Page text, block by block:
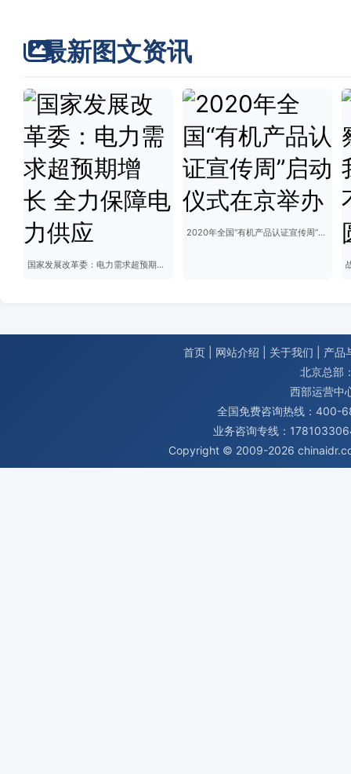
最新图文资讯
国家发展改革委：电力需求超预期增长 全力保障电力供应
2020年全国“有机产品认证宣传周”启动仪式在京举办
首页 网站介绍 关于我们
产品
北京总部
西部运营中
全国免费咨询热线：400-
业务咨询专线：
Copyright © 2009-2026